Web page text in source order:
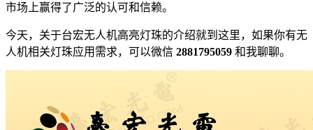
市场上赢得了广泛的认可和信赖。
今天，关于台宏无人机高亮灯珠的介绍就到这里，如果你有无
人机相关灯珠应用需求，可以微信 2881795059 和我聊聊。